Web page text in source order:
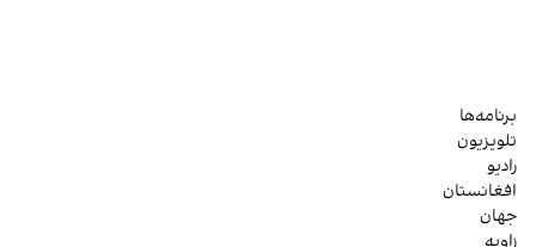
برنامه‌ها
تلویزیون
رادیو
افغانستان
جهان
زاویه